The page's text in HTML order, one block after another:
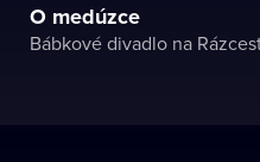
O medúzce
Bábkové divadlo na